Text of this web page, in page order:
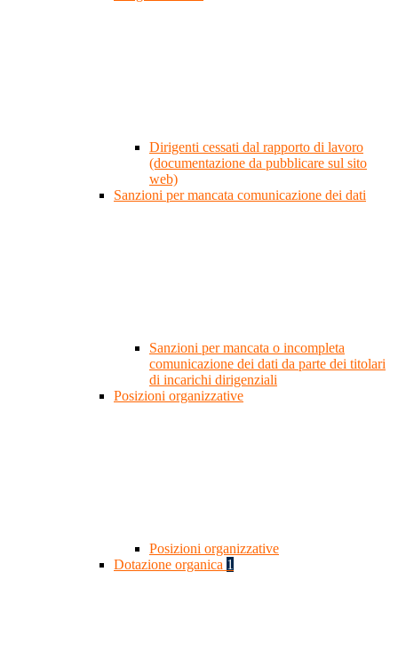
Dirigenti cessati dal rapporto di lavoro
(documentazione da pubblicare sul sito
web)
Sanzioni per mancata comunicazione dei dati
Sanzioni per mancata o incompleta
comunicazione dei dati da parte dei titolari
di incarichi dirigenziali
Posizioni organizzative
Posizioni organizzative
Dotazione organica 1